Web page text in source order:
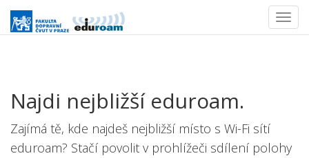
Najdi nejbližší eduroam.
Zajímá tě, kde najdeš nejbližší místo s Wi-Fi sítí
eduroam? Stačí povolit v prohlížeči sdílení polohy